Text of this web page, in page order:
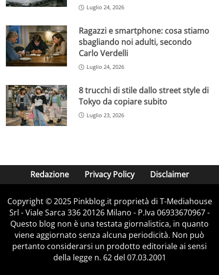
Luglio 24, 2026
Ragazzi e smartphone: cosa stiamo
sbagliando noi adulti, secondo
Carlo Verdelli
Luglio 24, 2026
8 trucchi di stile dallo street style di
Tokyo da copiare subito
Luglio 23, 2026
Redazione Privacy Policy Disclaimer
Copyright © 2025 Pinkblog.it proprietà di T-Mediahouse
Srl - Viale Sarca 336 20126 Milano - P.Iva 06933670967 -
Questo blog non è una testata giornalistica, in quanto
viene aggiornato senza alcuna periodicità. Non può
pertanto considerarsi un prodotto editoriale ai sensi
della legge n. 62 del 07.03.2001